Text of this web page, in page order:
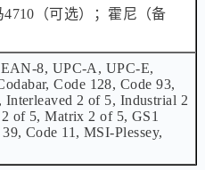
4710（可选）；霍尼（备
8, UPC-A, UPC-E,
Code 128, Code 93,
2 of 5, Industrial 2
of 5, Matrix 2 of 5, GS1
Code 11, MSI-Plessey,